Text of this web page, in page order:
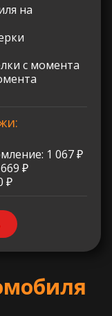
на
с момента
1 067 ₽
₽
₽